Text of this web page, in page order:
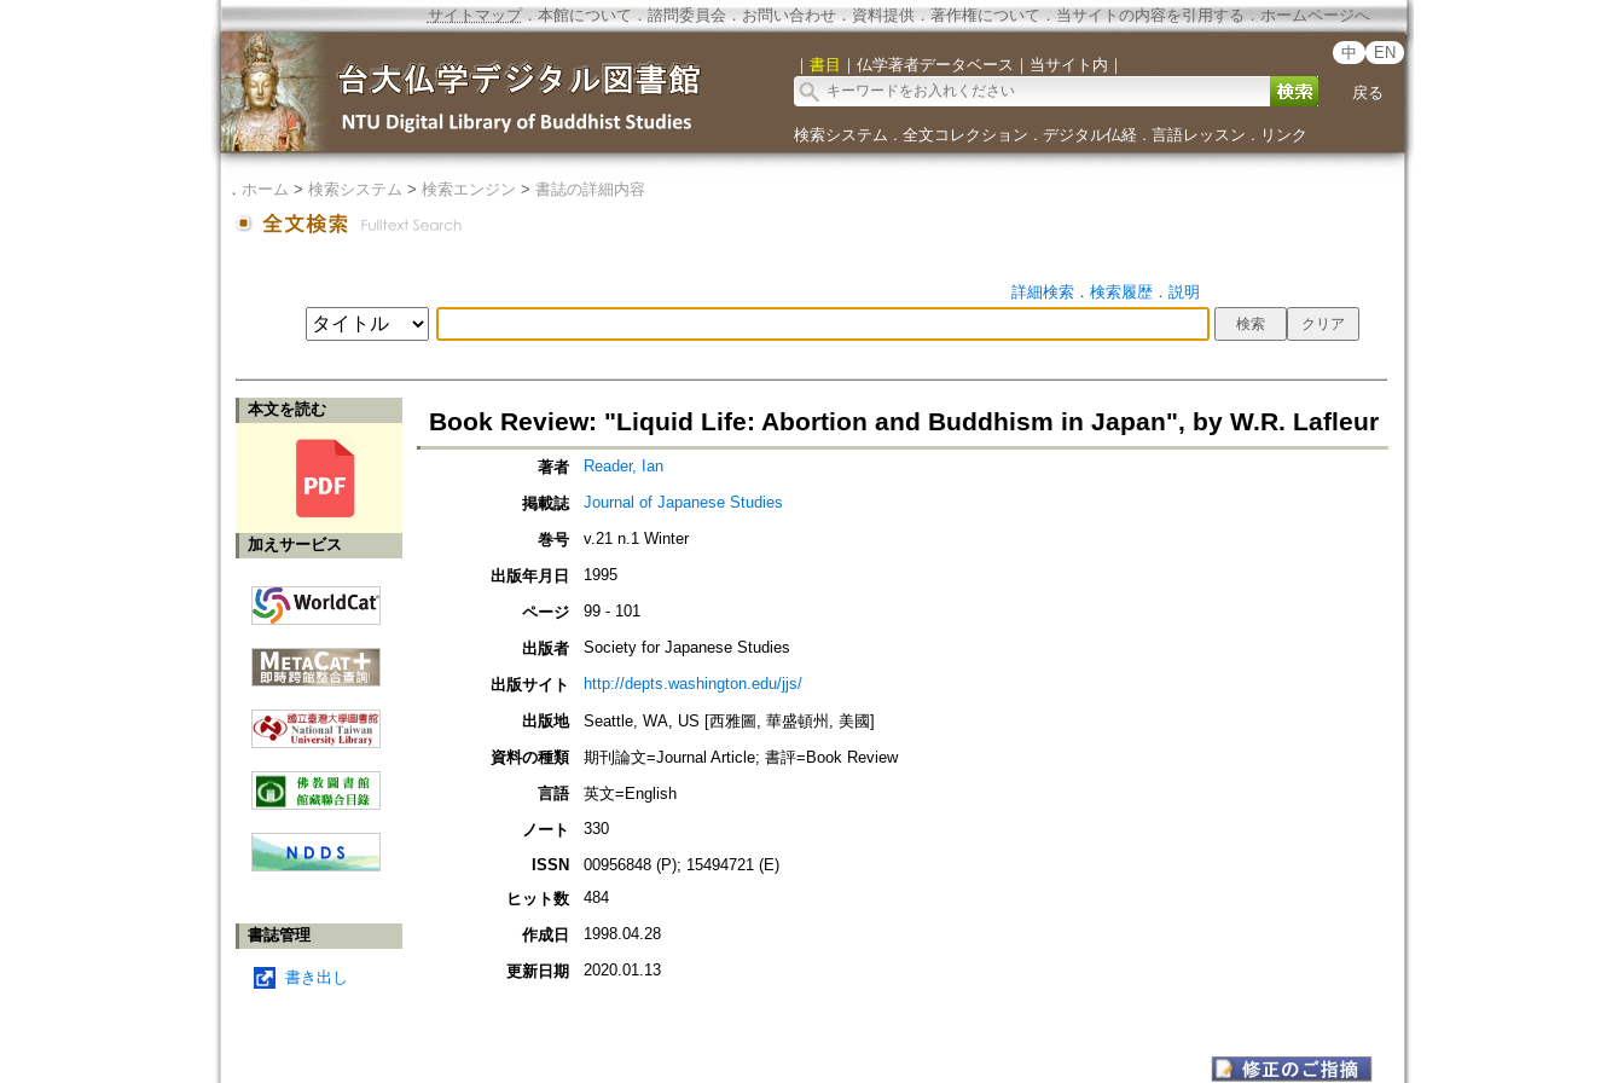
サイトマップ．本館について ． 諮問委員会． お問い合わせ． 資料提供． 著作権について．当サイトの内容を引用する ． ホームページへ
｜ 書目 ｜ 仏学著者データベース ｜ 当サイト内 ｜
中 EN
戻る
検索システム ． 全文コレクション ． デジタル仏経． 言語レッスン ． リンク
． ホーム > 検索システム > 検索エンジン > 書誌の詳細内容
詳細検索． 検索履歴． 説明
本文を読む
加えサービス
書誌管理
書き出し
Book Review: "Liquid Life: Abortion and Buddhism in Japan", by W.R. Lafleur
著者 Reader, Ian
掲載誌 Journal of Japanese Studies
巻号 v.21 n.1 Winter
出版年月日 1995
ページ 99 - 101
出版者 Society for Japanese Studies
出版サイト http://depts.washington.edu/jjs/
出版地
Seattle, WA, US [西雅圖, 華盛頓州, 美國]
資料の種類
期刊論文=Journal Article; 書評=Book Review
言語
英文=English
ノート
330
ISSN
00956848 (P); 15494721 (E)
ヒット数
484
作成日 1998.04.28
更新日期 2020.01.13